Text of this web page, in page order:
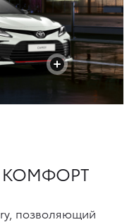
+
+
+
+
позволяющий